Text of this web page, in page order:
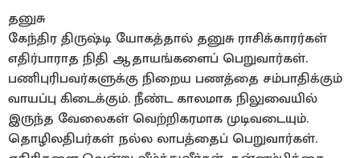
தனுசு
கேந்திர திருஷ்டி யோகத்தால் தனுசு ராசிக்காரர்கள்
எதிர்பாராத நிதி ஆதாயங்களைப் பெறுவார்கள்.
பணிபுரிபவர்களுக்கு நிறைய பணத்தை சம்பாதிக்கும்
வாயப்பு கிடைக்கும். நீண்ட காலமாக நிலுவையில்
இருந்த வேலைகள் வெற்றிகரமாக முடிவடையும்.
தொழிலதிபர்கள் நல்ல லாபத்தைப் பெறுவார்கள்.